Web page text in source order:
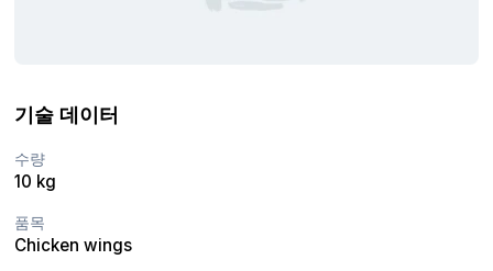
기술 데이터
수량
10 kg
품목
Chicken wings